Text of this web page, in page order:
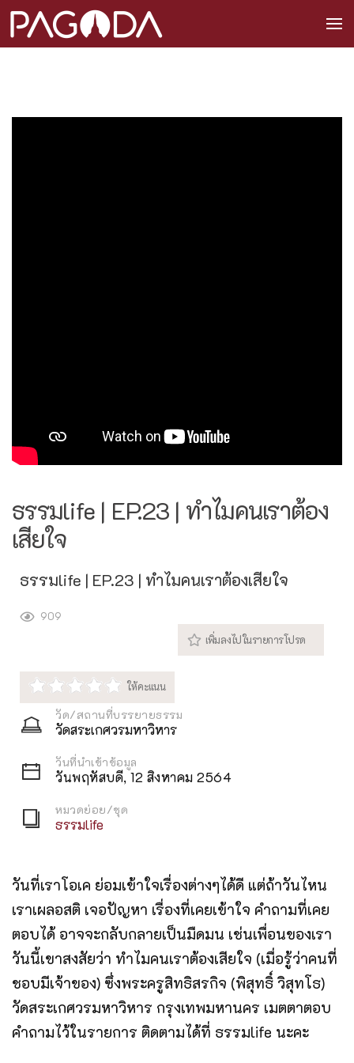
ธรรมlife | EP.23 | ทำไมคนเราต้อง
เสียใจ
ธรรมlife | EP.23 | ทำไมคนเราต้องเสียใจ
909
วัด/สถานที่บรรยายธรรม
วัดสระเกศวรมหาวิหาร
วันที่นำเข้าข้อมูล
วันพฤหัสบดี, 12 สิงหาคม 2564
หมวดย่อย/ชุด
ธรรมlife
วันที่เราโอเค ย่อมเข้าใจเรื่องต่างๆได้ดี แต่ถ้าวันไหน
เราเผลอสติ เจอปัญหา เรื่องที่เคยเข้าใจ คำถามที่เคย
ตอบได้ อาจจะกลับกลายเป็นมืดมน เช่นเพื่อนของเรา
วันนี้เขาสงสัยว่า ทำไมคนเราต้องเสียใจ (เมื่อรู้ว่าคนที่
ชอบมีเจ้าของ) ซึ่งพระครูสิทธิสรกิจ (พิสุทธิ์ วิสุทโธ)
วัดสระเกศวรมหาวิหาร กรุงเทพมหานคร เมตตาตอบ
คำถามไว้ในรายการ ติดตามได้ที่ ธรรมlife นะคะ